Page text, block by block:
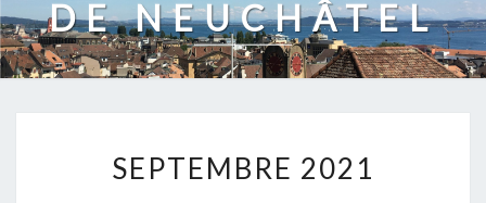
DE NEUCHÂTEL
2021
SEPTEMBRE 2021